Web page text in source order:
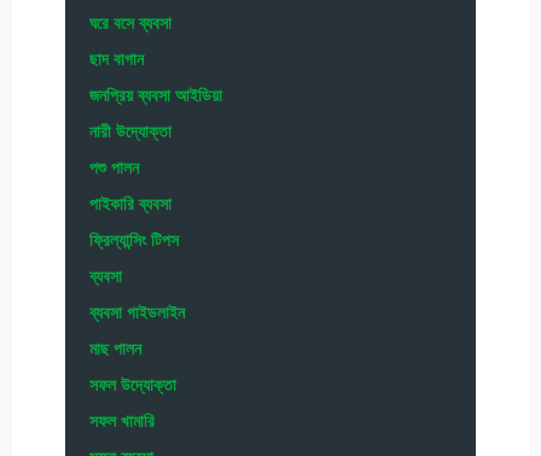
ঘরে বসে ব্যবসা
ছাদ বাগান
জনপ্রিয় ব্যবসা আইডিয়া
নারী উদ্যোক্তা
পশু পালন
পাইকারি ব্যবসা
ফ্রিল্যান্সিং টিপস
ব্যবসা
ব্যবসা গাইডলাইন
মাছ পালন
সফল উদ্যোক্তা
সফল খামারি